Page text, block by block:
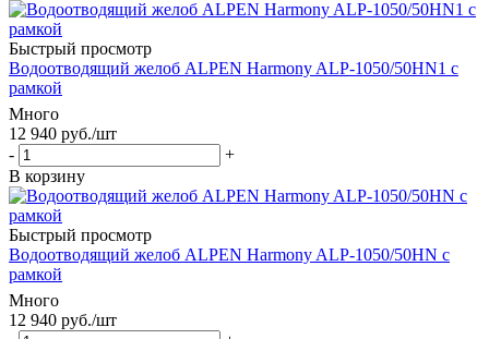
Быстрый просмотр
Водоотводящий желоб ALPEN Harmony ALP-1050/50HN1 с
рамкой
Много
12 940 руб./шт
-
+
В корзину
Быстрый просмотр
Водоотводящий желоб ALPEN Harmony ALP-1050/50HN с
рамкой
Много
12 940 руб./шт